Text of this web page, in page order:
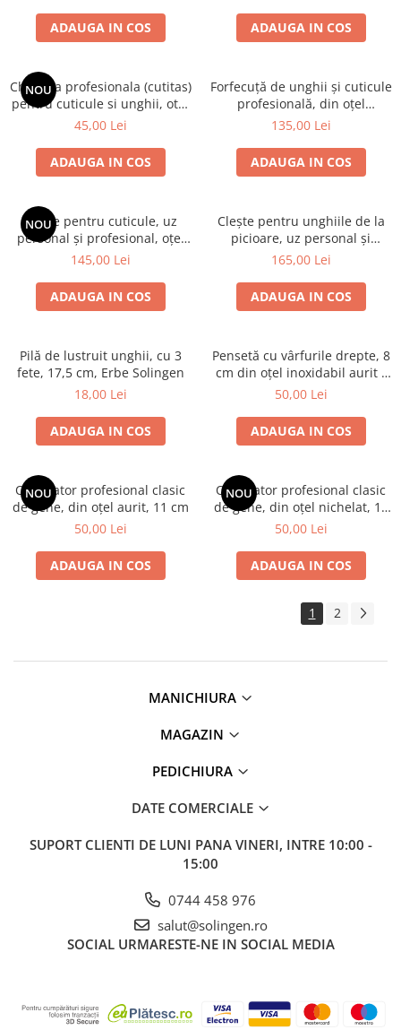
ADAUGA IN COS ADAUGA IN COS
NOU
Chiureta profesionala (cutitas)
pentru cuticule si unghii, otel
inoxidabil, Erbe Solingen
45,00 Lei
ADAUGA IN COS
Forfecuță de unghii și cuticule
profesională, din oțel
inoxidabil, Erbe Solingen
135,00 Lei
ADAUGA IN COS
NOU
Clește pentru cuticule, uz
personal și profesional, oțel
inoxidabil
145,00 Lei
ADAUGA IN COS
Clește pentru unghiile de la
picioare, uz personal și
profesional, oțel inoxidabil, 12
165,00 Lei
ADAUGA IN COS
Pilă de lustruit unghii, cu 3
fete, 17,5 cm, Erbe Solingen
18,00 Lei
ADAUGA IN COS
Pensetă cu vârfurile drepte, 8
cm din oțel inoxidabil aurit -
Erbe Solingen
50,00 Lei
ADAUGA IN COS
NOU
Ondulator profesional clasic
de gene, din oțel aurit, 11 cm
50,00 Lei
ADAUGA IN COS
NOU
Ondulator profesional clasic
de gene, din oțel nichelat, 11
cm, Erbe Solingen
50,00 Lei
ADAUGA IN COS
1 2
MANICHIURA
MAGAZIN
PEDICHIURA
DATE COMERCIALE
SUPORT CLIENTI DE LUNI PANA VINERI, INTRE 10:00 -
15:00
0744 458 976
salut@solingen.ro
SOCIAL URMARESTE-NE IN SOCIAL MEDIA